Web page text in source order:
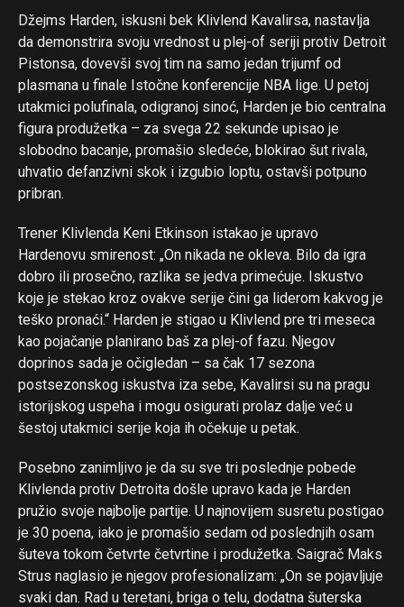
Džejms Harden, iskusni bek Klivlend Kavalirsa, nastavlja
da demonstrira svoju vrednost u plej-of seriji protiv Detroit
Pistonsa, dovevši svoj tim na samo jedan trijumf od
plasmana u finale Istočne konferencije NBA lige. U petoj
utakmici polufinala, odigranoj sinoć, Harden je bio centralna
figura produžetka – za svega 22 sekunde upisao je
slobodno bacanje, promašio sledeće, blokirao šut rivala,
uhvatio defanzivni skok i izgubio loptu, ostavši potpuno
pribran.
Trener Klivlenda Keni Etkinson istakao je upravo
Hardenovu smirenost: „On nikada ne okleva. Bilo da igra
dobro ili prosečno, razlika se jedva primećuje. Iskustvo
koje je stekao kroz ovakve serije čini ga liderom kakvog je
teško pronaći.“ Harden je stigao u Klivlend pre tri meseca
kao pojačanje planirano baš za plej-of fazu. Njegov
doprinos sada je očigledan – sa čak 17 sezona
postsezonskog iskustva iza sebe, Kavalirsi su na pragu
istorijskog uspeha i mogu osigurati prolaz dalje već u
šestoj utakmici serije koja ih očekuje u petak.
Posebno zanimljivo je da su sve tri poslednje pobede
Klivlenda protiv Detroita došle upravo kada je Harden
pružio svoje najbolje partije. U najnovijem susretu postigao
je 30 poena, iako je promašio sedam od poslednjih osam
šuteva tokom četvrte četvrtine i produžetka. Saigrač Maks
Strus naglasio je njegov profesionalizam: „On se pojavljuje
svaki dan. Rad u teretani, briga o telu, dodatna šuterska
Flipboard
Pinterest